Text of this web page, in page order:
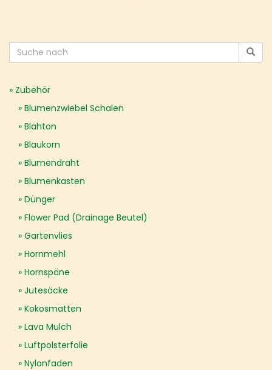
Zubehör
Blumenzwiebel Schalen
Blähton
Blaukorn
Blumendraht
Blumenkasten
Dünger
Flower Pad (Drainage Beutel)
Gartenvlies
Hornmehl
Hornspäne
Jutesäcke
Kokosmatten
Lava Mulch
Luftpolsterfolie
Nylonfaden